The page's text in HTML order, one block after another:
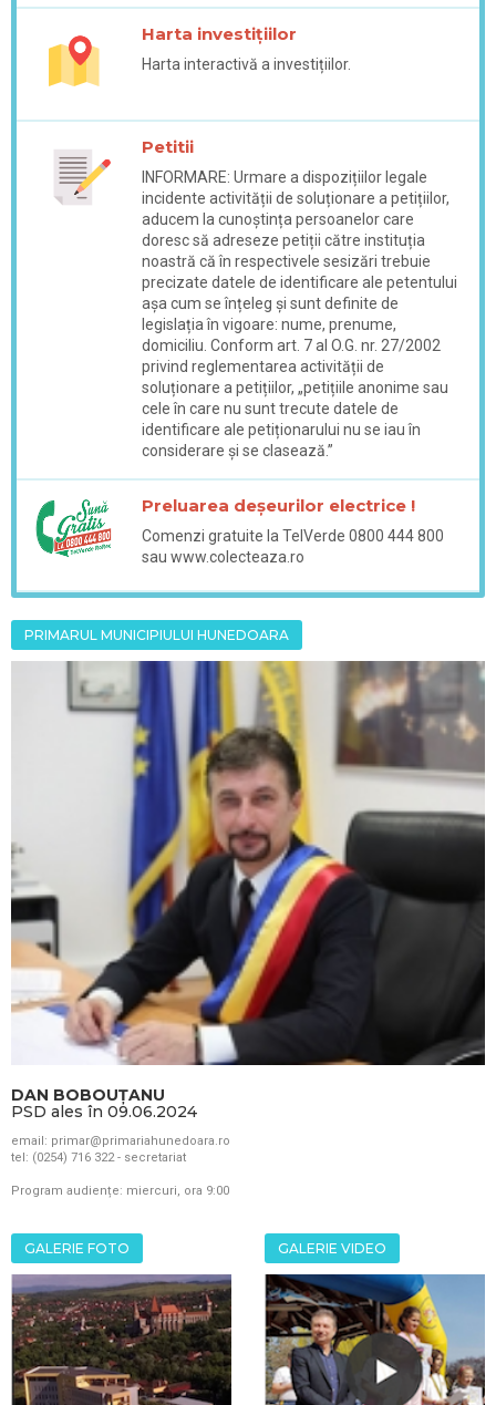
Harta investițiilor
Harta interactivă a investițiilor.
Petitii
INFORMARE: Urmare a dispozițiilor legale
incidente activității de soluționare a petițiilor,
aducem la cunoștința persoanelor care
doresc să adreseze petiții către instituția
noastră că în respectivele sesizări trebuie
precizate datele de identificare ale petentului
așa cum se înțeleg și sunt definite de
legislația în vigoare: nume, prenume,
domiciliu. Conform art. 7 al O.G. nr. 27/2002
privind reglementarea activității de
soluționare a petițiilor, „petițiile anonime sau
cele în care nu sunt trecute datele de
identificare ale petiționarului nu se iau în
considerare și se clasează.”
Preluarea deșeurilor electrice !
Comenzi gratuite la TelVerde 0800 444 800
sau www.colecteaza.ro
PRIMARUL MUNICIPIULUI HUNEDOARA
DAN BOBOUȚANU
PSD ales în 09.06.2024
email: primar@primariahunedoara.ro
tel: (0254) 716 322 - secretariat
Program audiențe: miercuri, ora 9:00
GALERIE FOTO GALERIE VIDEO